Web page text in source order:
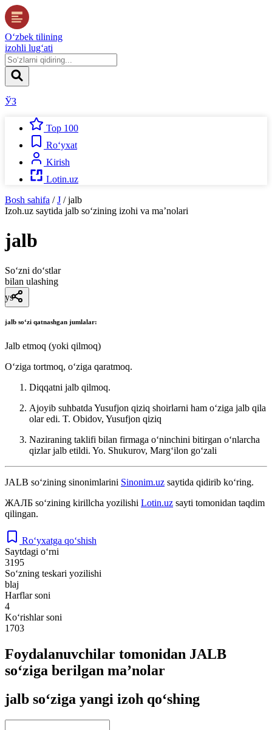
O‘zbek tilining
izohli lug‘ati
ЎЗ
Top 100
Ro‘yxat
Kirish
Lotin.uz
Bosh sahifa / J / jalb
Izoh.uz saytida jalb so‘zining izohi va ma’nolari
jalb
So‘zni do‘stlar
bilan ulashing
ys
jalb soʻzi qatnashgan jumlalar:
Jalb etmoq (yoki qilmoq)
Oʻziga tortmoq, oʻziga qaratmoq.
Diqqatni jalb qilmoq.
Ajoyib suhbatda Yusufjon qiziq shoirlarni ham oʻziga jalb qila
olar edi. T. Obidov, Yusufjon qiziq
Naziraning taklifi bilan firmaga oʻninchini bitirgan oʻnlarcha
qizlar jalb etildi. Yo. Shukurov, Margʻilon goʻzali
JALB so‘zining sinonimlarini Sinonim.uz saytida qidirib ko‘ring.
ЖАЛБ so‘zining kirillcha yozilishi Lotin.uz sayti tomonidan taqdim
qilingan.
Ro‘yxatga qo‘shish
Saytdagi o‘rni
3195
So‘zning teskari yozilishi
blaj
Harflar soni
4
Ko‘rishlar soni
1703
Foydalanuvchilar tomonidan JALB
so‘ziga berilgan ma’nolar
jalb so‘ziga yangi izoh qo‘shing